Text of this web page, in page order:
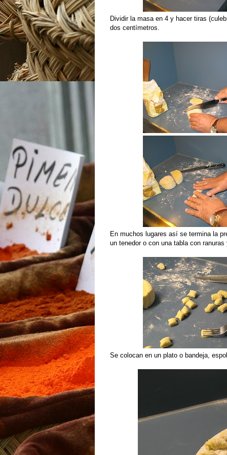
Dividir la masa en 4 y hacer tiras
dos centímetros.
En muchos lugares así se termina la
un tenedor o con una tabla con
Se colocan en un plato o bandeja,